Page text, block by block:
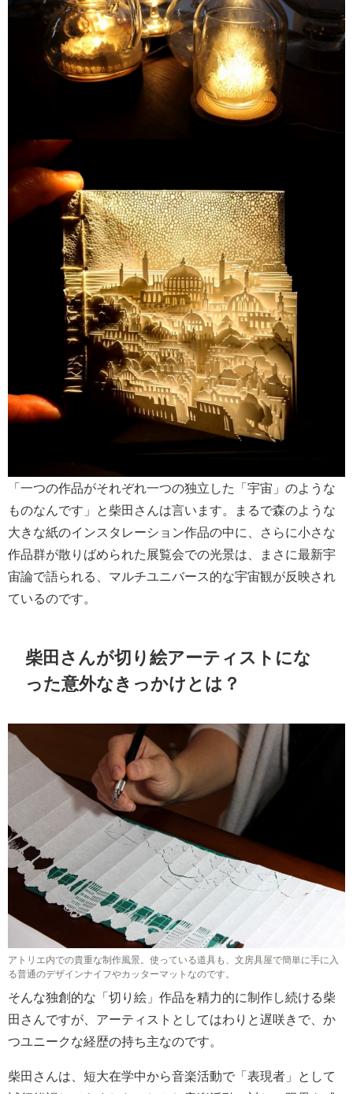
「一つの作品がそれぞれ一つの独立した「宇宙」のような
ものなんです」と柴田さんは言います。まるで森のような
大きな紙のインスタレーション作品の中に、さらに小さな
作品群が散りばめられた展覧会での光景は、まさに最新宇
宙論で語られる、マルチユニバース的な宇宙観が反映され
ているのです。
柴田さんが切り絵アーティストにな
った意外なきっかけとは？
アトリエ内での貴重な制作風景。使っている道具も、文房具屋で簡単に手に入
る普通のデザインナイフやカッターマットなのです。
そんな独創的な「切り絵」作品を精力的に制作し続ける柴
田さんですが、アーティストとしてはわりと遅咲きで、か
つユニークな経歴の持ち主なのです。
柴田さんは、短大在学中から音楽活動で「表現者」として